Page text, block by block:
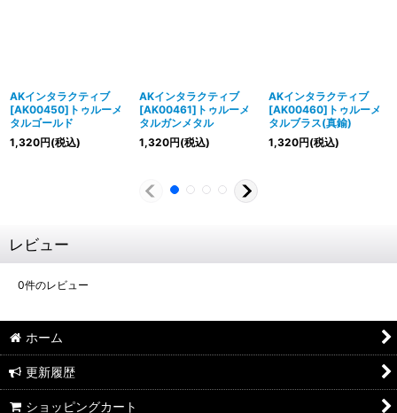
AKインタラクティブ
[AK00450]トゥルーメ
タルゴールド
1,320円(税込)
AKインタラクティブ
[AK00461]トゥルーメ
タルガンメタル
1,320円(税込)
AKインタラクティブ
[AK00460]トゥルーメ
タルブラス(真鍮)
1,320円(税込)
レビュー
0件のレビュー
ホーム
更新履歴
ショッピングカート